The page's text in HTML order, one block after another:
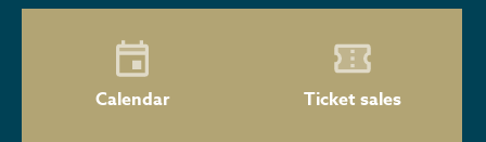
Calendar Ticket sales